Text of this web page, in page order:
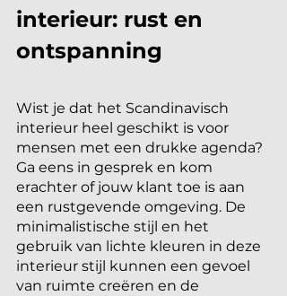
interieur: rust en
ontspanning
Wist je dat het Scandinavisch
interieur heel geschikt is voor
mensen met een drukke agenda?
Ga eens in gesprek en kom
erachter of jouw klant toe is aan
een rustgevende omgeving. De
minimalistische stijl en het
gebruik van lichte kleuren in deze
interieur stijl kunnen een gevoel
van ruimte creëren en de